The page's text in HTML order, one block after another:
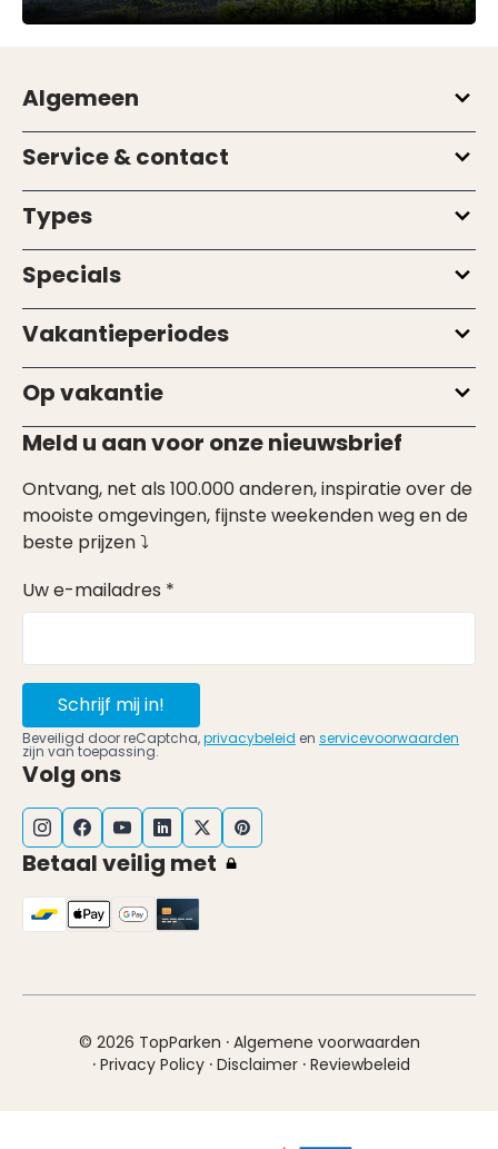
Algemeen
Service & contact
Types
Specials
Vakantieperiodes
Op vakantie
Meld u aan voor onze nieuwsbrief
Ontvang, net als 100.000 anderen, inspiratie over de
mooiste omgevingen, fijnste weekenden weg en de
beste prijzen ⤵
Uw e-mailadres *
Schrijf mij in!
Beveiligd door reCaptcha,privacybeleid en servicevoorwaarden
zijn van toepassing.
Volg ons
Betaal veilig met
© 2026 TopParken · Algemene voorwaarden
· Privacy Policy · Disclaimer · Reviewbeleid